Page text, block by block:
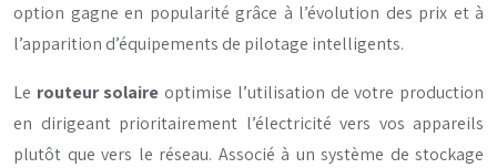
option gagne en popularité grâce à l’évolution des prix et à
l’apparition d’équipements de pilotage intelligents.
Le routeur solaire optimise l’utilisation de votre production
en dirigeant prioritairement l’électricité vers vos appareils
plutôt que vers le réseau. Associé à un système de stockage